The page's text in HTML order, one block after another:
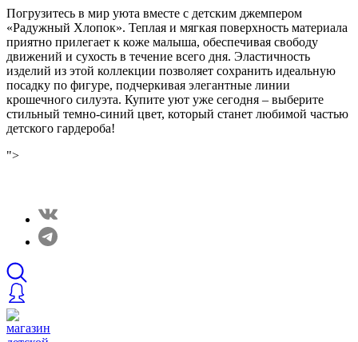
Погрузитесь в мир уюта вместе с детским джемпером
«Радужный Хлопок». Теплая и мягкая поверхность материала
приятно прилегает к коже малыша, обеспечивая свободу
движений и сухость в течение всего дня. Эластичность
изделий из этой коллекции позволяет сохранить идеальную
посадку по фигуре, подчеркивая элегантные линии
крошечного силуэта. Купите уют уже сегодня – выберите
стильный темно-синий цвет, который станет любимой частью
детского гардероба!
">